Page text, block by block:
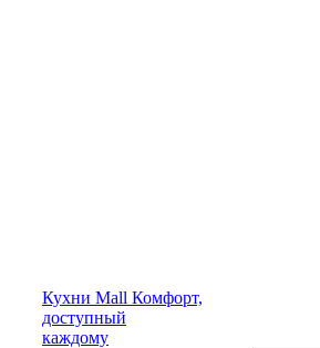
Кухни Mall Комфорт,
доступный
каждому